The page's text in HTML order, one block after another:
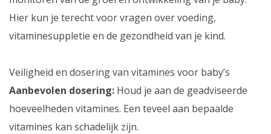
Hier kun je terecht voor vragen over voeding,
vitaminesuppletie en de gezondheid van je kind.
Veiligheid en dosering van vitamines voor baby’s
Aanbevolen dosering: Houd je aan de geadviseerde
hoeveelheden vitamines. Een teveel aan bepaalde
vitamines kan schadelijk zijn.